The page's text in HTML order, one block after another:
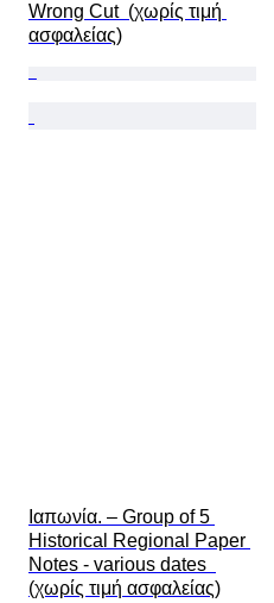
Wrong Cut  (χωρίς τιμή
ασφαλείας)
Ιαπωνία. – Group of 5
Historical Regional Paper
Notes - various dates
(χωρίς τιμή ασφαλείας)